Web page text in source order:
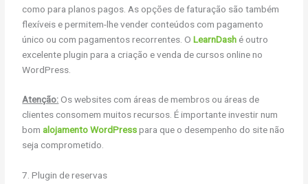
como para planos pagos. As opções de faturação são também
flexíveis e permitem-lhe vender conteúdos com pagamento
único ou com pagamentos recorrentes. OLearnDash é outro
excelente plugin para a criação e venda de cursos online no
WordPress.
Atenção:Os websites com áreas de membros ou áreas de
clientes consomem muitos recursos. É importante investir num
bomalojamento WordPress para que o desempenho do site não
seja comprometido.
7. Plugin de reservas